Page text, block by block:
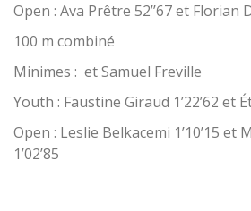
Open : Ava Prêtre 52’’67 et Florian
100 m combiné
Minimes : et Samuel Freville
Youth : Faustine Giraud 1’22’62 et
Open : Leslie Belkacemi 1’10’15
1’02’85